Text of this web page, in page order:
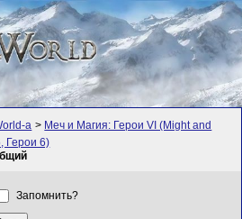
а > Меч и Магия: Герои VI (Might and
Герои 6)
Запомнить?